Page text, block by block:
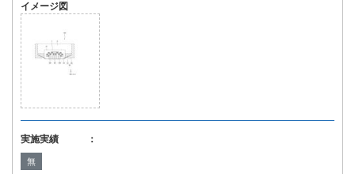
イメージ図
実施実績 ：
無